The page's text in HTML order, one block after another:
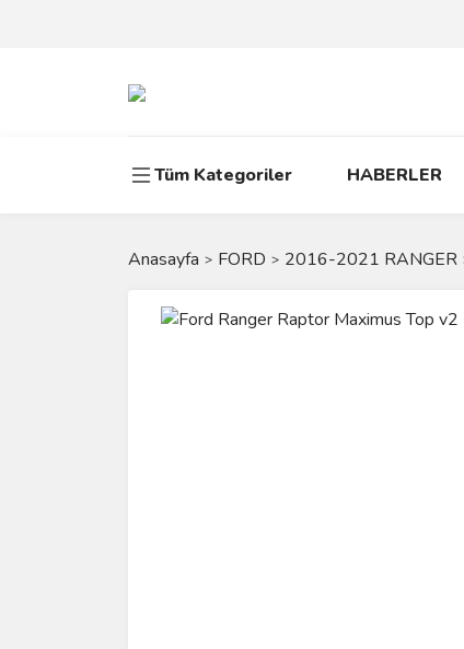
Tüm Kategoriler HABERLER
Anasayfa FORD 2016-2021 RANGER